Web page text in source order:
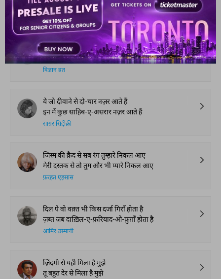
हमारी पसंद
और सुनाओ कैसे हो तुम
अब तक पहले जैसे हो तुम
विज्ञान व्रत
ये जो दीवाने से दो-चार नज़र आते हैं
इन में कुछ साहिब-ए-असरार नज़र आते हैं
साग़र सिद्दीक़ी
जिस्म की क़ैद से सब रंग तुम्हारे निकल आए
मेरी दस्तक से तो तुम और भी प्यारे निकल आए
फ़रहत एहसास
दिल पे वो वक़्त भी किस दर्जा गिराँ होता है
ज़ब्त जब दाख़िल-ए-फ़रियाद-ओ-फ़ुग़ाँ होता है
आमिर उस्मानी
ज़िंदगी से यही गिला है मुझे
तू बहुत देर से मिला है मुझे